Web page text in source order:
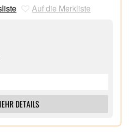
Schutz vor Staub und
C, Nano-SIM kompatibel,
C Kabel und Kopfhörer im
Auf die Merkliste
DETAILS